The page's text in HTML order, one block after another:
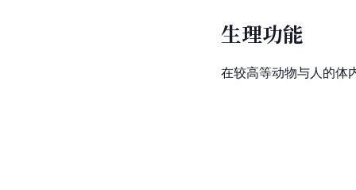
生理功能
在较高等动物与人的体